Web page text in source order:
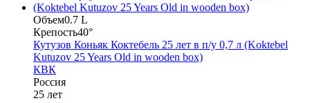
Объем0.7 L
Крепость40°
Кутузов Коньяк Коктебель 25 лет в п/у 0,7 л (Koktebel
Kutuzov 25 Years Old in wooden box)
КВК
Россия
25 лет